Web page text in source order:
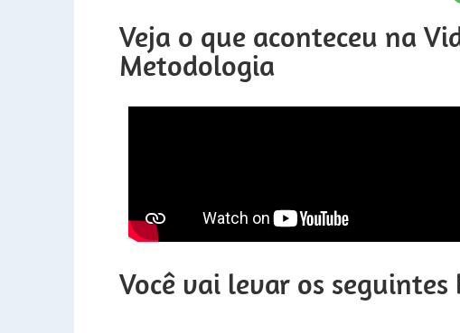
Veja o que aconteceu na
Metodologia
Você vai levar os seguintes